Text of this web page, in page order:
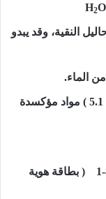
H2O
النقية، وقد يبدو
الماء.
تصنيف درجة ( 5.1 ) مواد مؤكسدة
هو 7722-84-1 ( بطاقة هوية